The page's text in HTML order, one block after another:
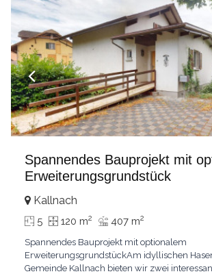
Spannendes Bauprojekt mit
Erweiterungsgrundstück
Kallnach
5 120 m2 407 m2
Spannendes Bauprojekt mit optionalem
ErweiterungsgrundstückAm idyllischen
Gemeinde Kallnach bieten wir zwei